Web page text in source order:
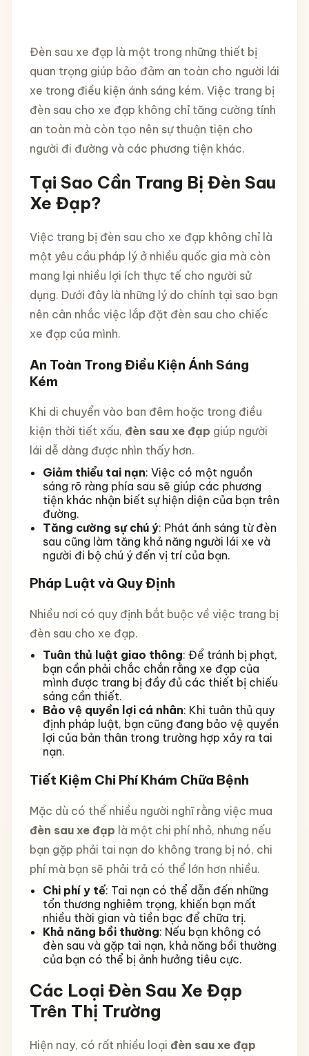
Đèn sau xe đạp là một trong những thiết bị
quan trọng giúp bảo đảm an toàn cho người lái
xe trong điều kiện ánh sáng kém. Việc trang bị
đèn sau cho xe đạp không chỉ tăng cường tính
an toàn mà còn tạo nên sự thuận tiện cho
người đi đường và các phương tiện khác.
Tại Sao Cần Trang Bị Đèn Sau
Xe Đạp?
Việc trang bị đèn sau cho xe đạp không chỉ là
một yêu cầu pháp lý ở nhiều quốc gia mà còn
mang lại nhiều lợi ích thực tế cho người sử
dụng. Dưới đây là những lý do chính tại sao bạn
nên cân nhắc việc lắp đặt đèn sau cho chiếc
xe đạp của mình.
An Toàn Trong Điều Kiện Ánh Sáng
Kém
Khi di chuyển vào ban đêm hoặc trong điều
kiện thời tiết xấu, đèn sau xe đạp giúp người
lái dễ dàng được nhìn thấy hơn.
Giảm thiểu tai nạn: Việc có một nguồn
sáng rõ ràng phía sau sẽ giúp các phương
tiện khác nhận biết sự hiện diện của bạn trên
đường.
Tăng cường sự chú ý: Phát ánh sáng từ đèn
sau cũng làm tăng khả năng người lái xe và
người đi bộ chú ý đến vị trí của bạn.
Pháp Luật và Quy Định
Nhiều nơi có quy định bắt buộc về việc trang bị
đèn sau cho xe đạp.
Tuân thủ luật giao thông: Để tránh bị phạt,
bạn cần phải chắc chắn rằng xe đạp của
mình được trang bị đầy đủ các thiết bị chiếu
sáng cần thiết.
Bảo vệ quyền lợi cá nhân: Khi tuân thủ quy
định pháp luật, bạn cũng đang bảo vệ quyền
lợi của bản thân trong trường hợp xảy ra tai
nạn.
Tiết Kiệm Chi Phí Khám Chữa Bệnh
Mặc dù có thể nhiều người nghĩ rằng việc mua
đèn sau xe đạp là một chi phí nhỏ, nhưng nếu
bạn gặp phải tai nạn do không trang bị nó, chi
phí mà bạn sẽ phải trả có thể lớn hơn nhiều.
Chi phí y tế: Tai nạn có thể dẫn đến những
tổn thương nghiêm trọng, khiến bạn mất
nhiều thời gian và tiền bạc để chữa trị.
Khả năng bồi thường: Nếu bạn không có
đèn sau và gặp tai nạn, khả năng bồi thường
của bạn có thể bị ảnh hưởng tiêu cực.
Các Loại Đèn Sau Xe Đạp
Trên Thị Trường
Hiện nay, có rất nhiều loại đèn sau xe đạp